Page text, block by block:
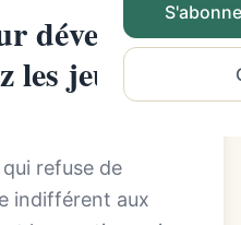
développer
jeunes
refuse de
indifférent aux